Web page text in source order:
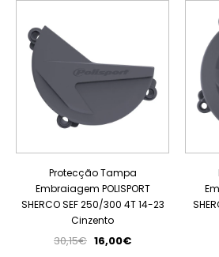
Protecção Tampa
Embraiagem POLISPORT
SHERCO SEF 250/300 4T 14-23
Cinzento
30,15€ 16,00€